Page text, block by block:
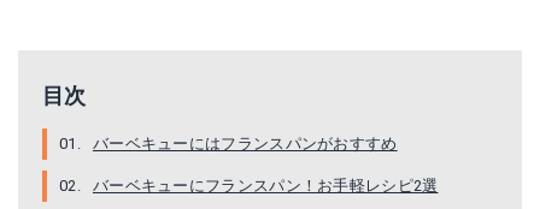
目次
バーベキューにはフランスパンがおすすめ
バーベキューにフランスパン！お手軽レシピ2選